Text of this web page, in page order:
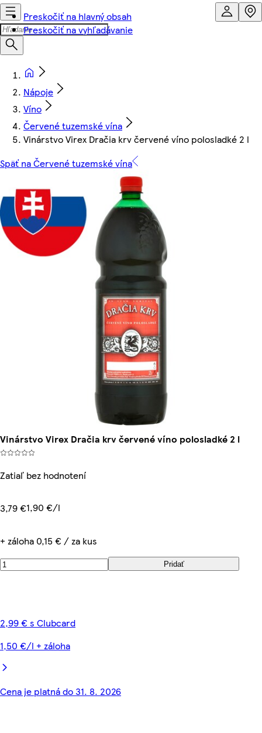
Preskočiť na hlavný obsah
Preskočiť na vyhľadávanie
Nápoje
Víno
Červené tuzemské vína
Vinárstvo Virex Dračia krv červené víno polosladké 2 l
Späť na Červené tuzemské vína
Vinárstvo Virex Dračia krv červené víno polosladké 2 l
Zatiaľ bez hodnotení
3,79 €1,90 €/l
+ záloha 0,15 € / za kus
Pridať
2,99 € s Clubcard
1,50 €/l + záloha
Cena je platná do 31. 8. 2026